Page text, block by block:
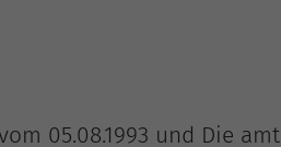
05.08.1993 und Die